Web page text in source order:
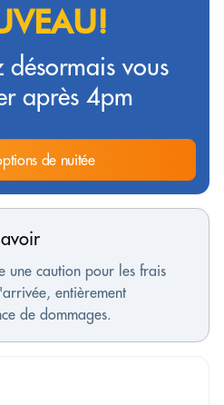
désormais vous
après 4pm
de nuitée
une caution pour les frais
entièrement
de dommages.